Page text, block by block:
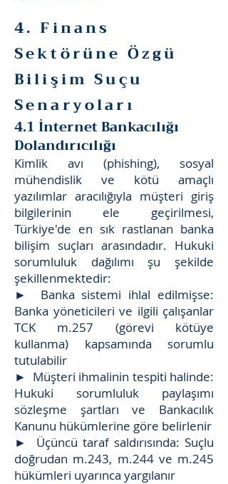
4. Finans
Sektörüne Özgü
Bilişim Suçu
Senaryoları
4.1 İnternet Bankacılığı
Dolandırıcılığı
Kimlik avı (phishing), sosyal
mühendislik ve kötü amaçlı
yazılımlar aracılığıyla müşteri giriş
bilgilerinin ele geçirilmesi,
Türkiye'de en sık rastlanan banka
bilişim suçları arasındadır. Hukuki
sorumluluk dağılımı şu şekilde
şekillenmektedir:
► Banka sistemi ihlal edilmişse:
Banka yöneticileri ve ilgili çalışanlar
TCK m.257 (görevi kötüye
kullanma) kapsamında sorumlu
tutulabilir
► Müşteri ihmalinin tespiti halinde:
Hukuki sorumluluk paylaşımı
sözleşme şartları ve Bankacılık
Kanunu hükümlerine göre belirlenir
► Üçüncü taraf saldırısında: Suçlu
doğrudan m.243, m.244 ve m.245
hükümleri uyarınca yargılanır